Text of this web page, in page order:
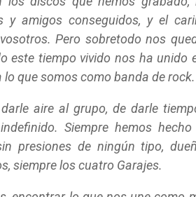
y amigos conseguidos, y el
Pero sobretodo nos
este tiempo vivido nos ha unido
que somos como banda de rock.
aire al grupo, de darle
Siempre hemos
presiones de ningún tipo,
siempre los cuatro Garajes.